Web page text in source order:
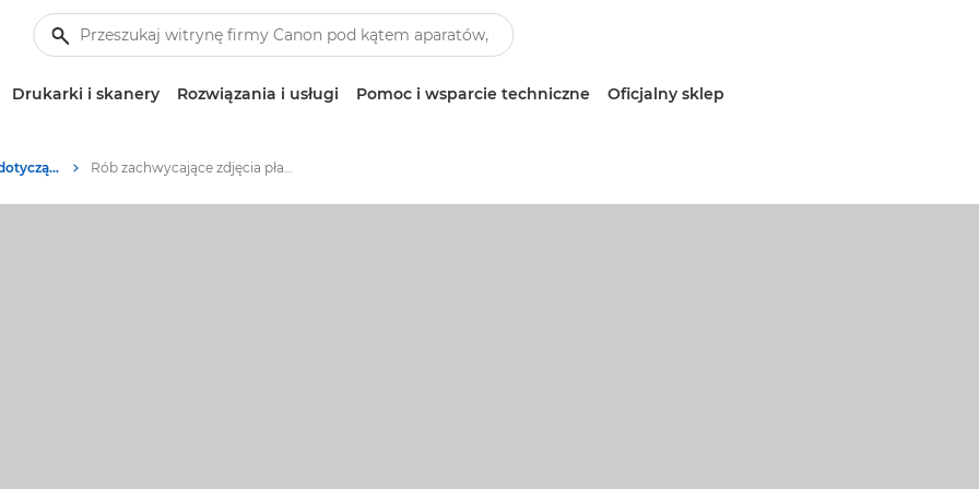
Drukarki i skanery Rozwiązania i usługi Pomoc i wsparcie techniczne Oficjalny sklep
Wskazówki i techniki dotyczące fotografii i drukowania Rób zachwycające zdjęcia płaskich kompozycji